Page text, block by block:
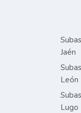
Jaén
León
Lugo